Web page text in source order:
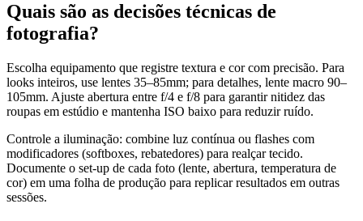
Quais são as decisões técnicas de
fotografia?
Escolha equipamento que registre textura e cor com precisão. Para
looks inteiros, use lentes 35–85mm; para detalhes, lente macro 90–
105mm. Ajuste abertura entre f/4 e f/8 para garantir nitidez das
roupas em estúdio e mantenha ISO baixo para reduzir ruído.
Controle a iluminação: combine luz contínua ou flashes com
modificadores (softboxes, rebatedores) para realçar tecido.
Documente o set-up de cada foto (lente, abertura, temperatura de
cor) em uma folha de produção para replicar resultados em outras
sessões.